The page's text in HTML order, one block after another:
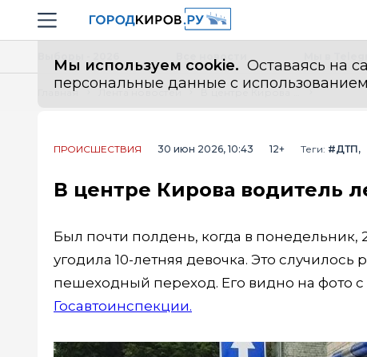
Навигация сайта
Мы используем cookie. Оставаясь на
персональные данные с
Все новости
Главная Лента новостей
ПРОИСШЕСТВИЯ 30 июн 2026, 10:43 12+ Теги: #ДТП
В центре Кирова водитель
Был почти полдень, когда в
угодила 10-летняя девочка. Это
пешеходный переход. Его видно на фото
Госавтоинспекции.